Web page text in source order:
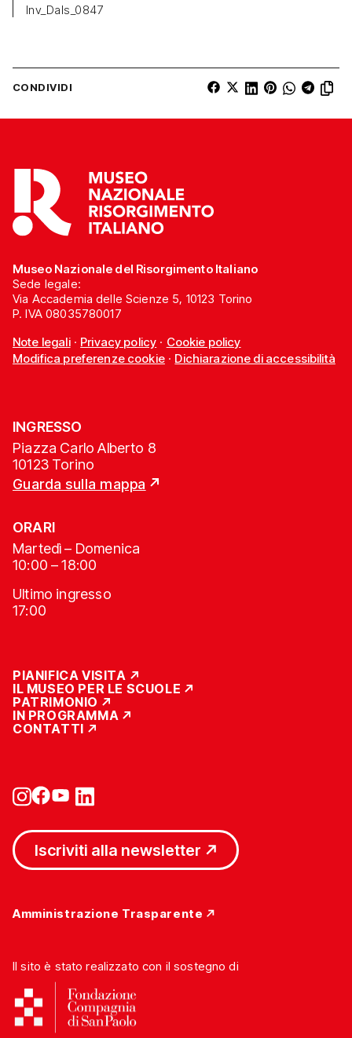
Inv_Dals_0847
CONDIVIDI
Museo Nazionale del Risorgimento Italiano
Sede legale:
Via Accademia delle Scienze 5, 10123 Torino
P. IVA 08035780017
Note legali· Privacy policy · Cookie policy
Modifica preferenze cookie· Dichiarazione di accessibilità
INGRESSO
Piazza Carlo Alberto 8
10123 Torino
Guarda sulla mappa
ORARI
Martedì – Domenica
10:00 – 18:00
Ultimo ingresso
17:00
PIANIFICA VISITA
IL MUSEO PER LE SCUOLE
PATRIMONIO
IN PROGRAMMA
CONTATTI
Iscriviti alla newsletter
Amministrazione Trasparente
Il sito è stato realizzato con il sostegno di